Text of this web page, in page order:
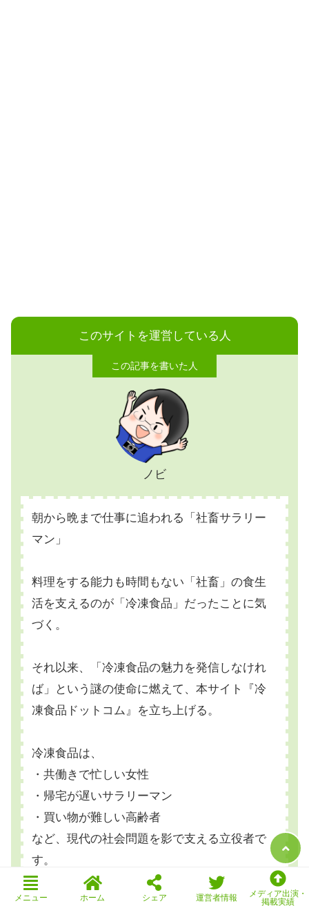
このサイトを運営している人
ノビ
朝から晩まで仕事に追われる「社畜サラリー
マン」
料理をする能力も時間もない「社畜」の食生
活を支えるのが「冷凍食品」だったことに気
づく。
それ以来、「冷凍食品の魅力を発信しなけれ
ば」という謎の使命に燃えて、本サイト『冷
凍食品ドットコム』を立ち上げる。
冷凍食品は、
・共働きで忙しい女性
・帰宅が遅いサラリーマン
・買い物が難しい高齢者
など、現代の社会問題を影で支える立役者で
す。
冷凍食品の活用は「悪」ではありません。
メニュー ホーム シェア 運営者情報
メディア出演・
掲載実績